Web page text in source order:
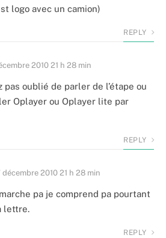
logo avec un camion)
REPLY
2010 21 h 28 min
pas oublié de parler de l’étape ou
Oplayer ou Oplayer lite par
REPLY
décembre 2010 21 h 28 min
pa je comprend pa pourtant
lettre.
REPLY